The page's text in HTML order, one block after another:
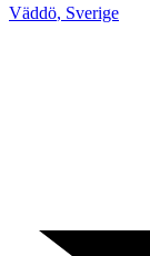
Väddö, Sverige